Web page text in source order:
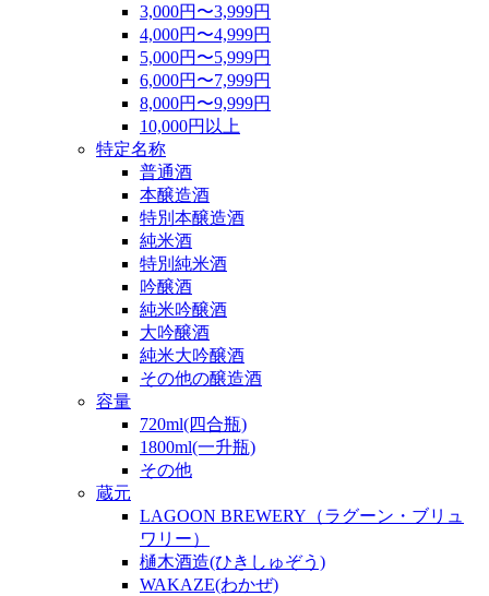
3,000円〜3,999円
4,000円〜4,999円
5,000円〜5,999円
6,000円〜7,999円
8,000円〜9,999円
10,000円以上
特定名称
普通酒
本醸造酒
特別本醸造酒
純米酒
特別純米酒
吟醸酒
純米吟醸酒
大吟醸酒
純米大吟醸酒
その他の醸造酒
容量
720ml(四合瓶)
1800ml(一升瓶)
その他
蔵元
LAGOON BREWERY（ラグーン・ブリュ
ワリー）
樋木酒造(ひきしゅぞう)
WAKAZE(わかぜ)